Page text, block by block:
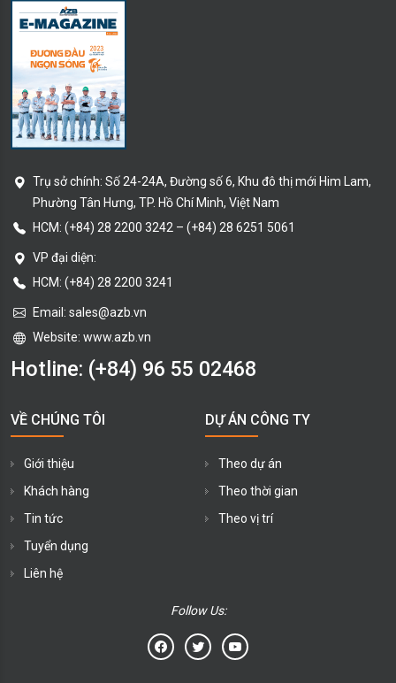
Trụ sở chính: Số 24-24A, Đường số 6, Khu đô thị mới Him Lam,
Phường Tân Hưng, TP. Hồ Chí Minh, Việt Nam
HCM: (+84) 28 2200 3242 – (+84) 28 6251 5061
VP đại diện:
HCM: (+84) 28 2200 3241
Email: sales@azb.vn
Website: www.azb.vn
Hotline: (+84) 96 55 02468
VỀ CHÚNG TÔI
Giới thiệu
Khách hàng
Tin tức
Tuyển dụng
Liên hệ
DỰ ÁN CÔNG TY
Theo dự án
Theo thời gian
Theo vị trí
Follow Us: